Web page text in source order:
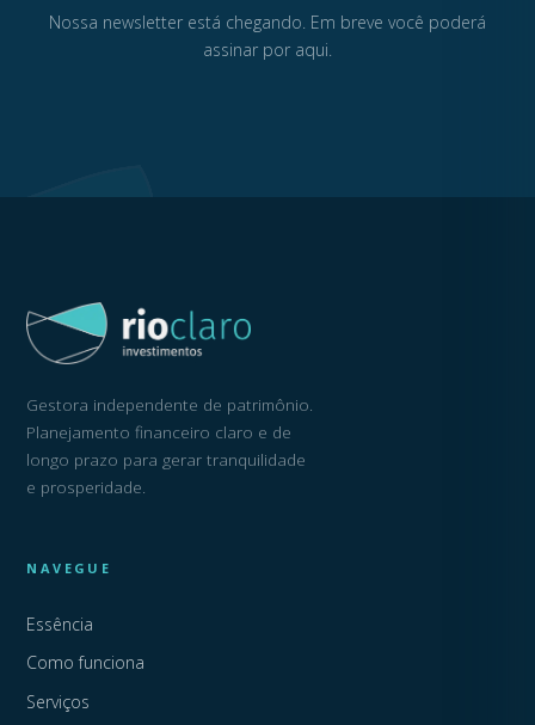
Nossa newsletter está chegando. Em breve você poderá
assinar por aqui.
Gestora independente de patrimônio.
Planejamento financeiro claro e de
longo prazo para gerar tranquilidade
e prosperidade.
NAVEGUE
Essência
Como funciona
Serviços